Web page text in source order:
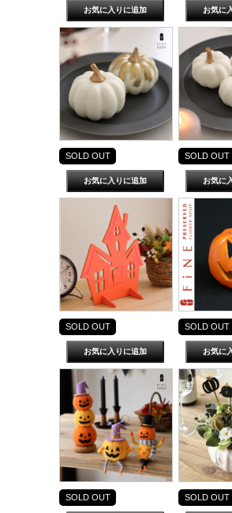
SOLD OUT SOLD OUT
SOLD OUT SOLD OUT
SOLD OUT SOLD OUT